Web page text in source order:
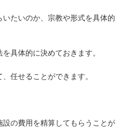
たいのか、宗教や形式を具体的
具体的に決めておきます。
任せることができます。
の費用を精算してもらうことが